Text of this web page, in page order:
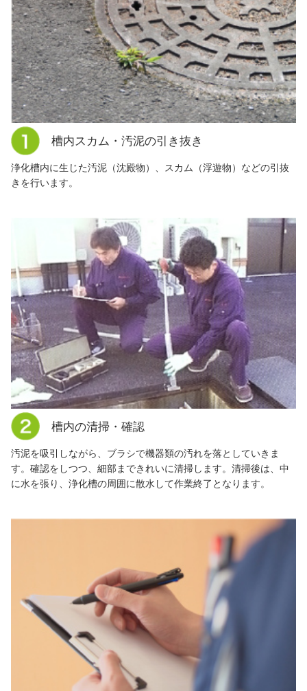
槽内スカム・汚泥の引き抜き
浄化槽内に生じた汚泥（沈殿物）、スカム（浮遊物）などの引抜
きを行います。
槽内の清掃・確認
汚泥を吸引しながら、ブラシで機器類の汚れを落としていきま
す。確認をしつつ、細部まできれいに清掃します。清掃後は、中
に水を張り、浄化槽の周囲に散水して作業終了となります。